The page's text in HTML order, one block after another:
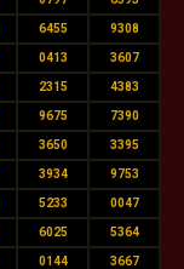
6455 9308
0413 3607
2315 4383
9675 7390
3650 3395
3934 9753
5233 0047
6025 5364
0144 3667